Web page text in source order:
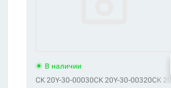
QHD JRA0214-10QHD JRA0214YAQHD KRA1198
В наличии
СК 20Y-30-00030СК 20Y-30-00320СК